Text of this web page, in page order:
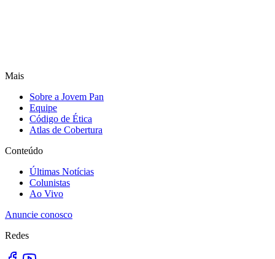
Mais
Sobre a Jovem Pan
Equipe
Código de Ética
Atlas de Cobertura
Conteúdo
Últimas Notícias
Colunistas
Ao Vivo
Anuncie conosco
Redes